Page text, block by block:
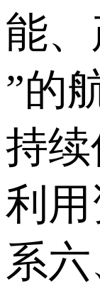
能
”的
持
利
系